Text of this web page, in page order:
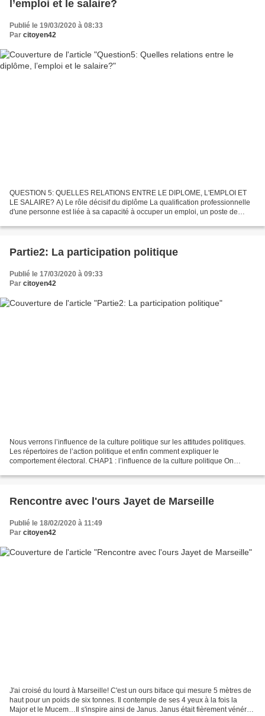
l’emploi et le salaire?
Publié le 19/03/2020 à 08:33
Par citoyen42
QUESTION 5: QUELLES RELATIONS ENTRE LE DIPLOME, L'EMPLOI ET
LE SALAIRE? A) Le rôle décisif du diplôme La qualification professionnelle
d'une personne est liée à sa capacité à occuper un emploi, un poste de
Partie2: La participation politique
Publié le 17/03/2020 à 09:33
Par citoyen42
Nous verrons l’influence de la culture politique sur les attitudes politiques.
Les répertoires de l’action politique et enfin comment expliquer le
comportement électoral. CHAP1 : l’influence de la culture politique On
Rencontre avec l'ours Jayet de Marseille
Publié le 18/02/2020 à 11:49
Par citoyen42
J'ai croisé du lourd à Marseille! C'est un ours biface qui mesure 5 mètres de
haut pour un poids de six tonnes. Il contemple de ses 4 yeux à la fois la
Major et le Mucem…Il s'inspire ainsi de Janus. Janus était fièrement vénéré